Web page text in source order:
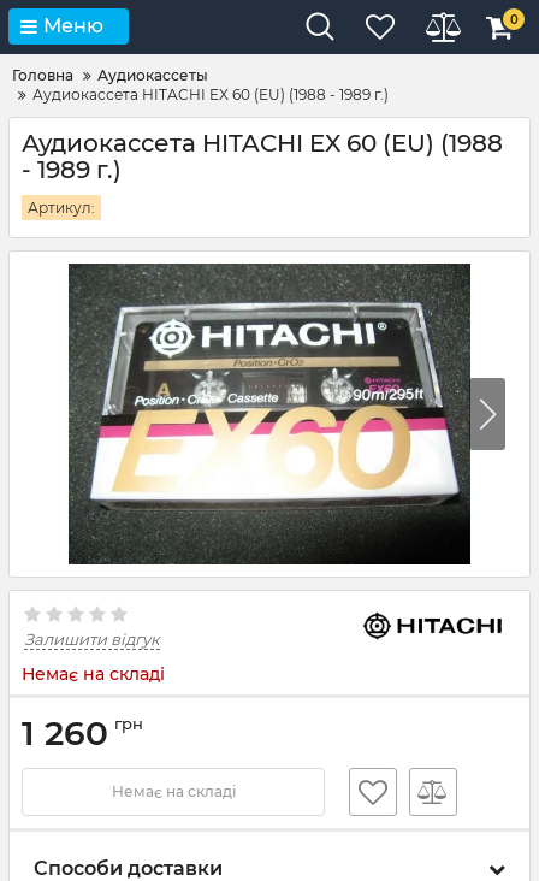
Меню 0
Головна
Аудиокассеты
Аудиокассета HITACHI EX 60 (EU) (1988 - 1989 г.)
Аудиокассета HITACHI EX 60 (EU) (1988
- 1989 г.)
Артикул:
Залишити відгук
Немає на складі
1 260 грн
Немає на складі
Способи доставки